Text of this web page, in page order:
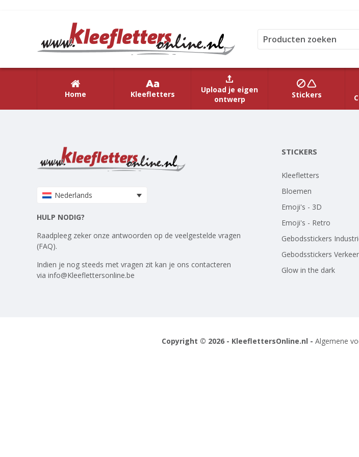
Home Kleefletters
Upload je eigen
ontwerp
Stickers
Nederlands
HULP NODIG?
Raadpleeg zeker onze antwoorden op de veelgestelde vragen
(FAQ).
Indien je nog steeds met vragen zit kan je ons contacteren
via info@Kleeflettersonline.be
STICKERS
Kleefletters
Bloemen
Emoji's - 3D
Emoji's - Retro
Gebodsstickers
Gebodsstickers Verkeer
Glow in the dark
Copyright © 2026 - KleeflettersOnline.nl - Algemene